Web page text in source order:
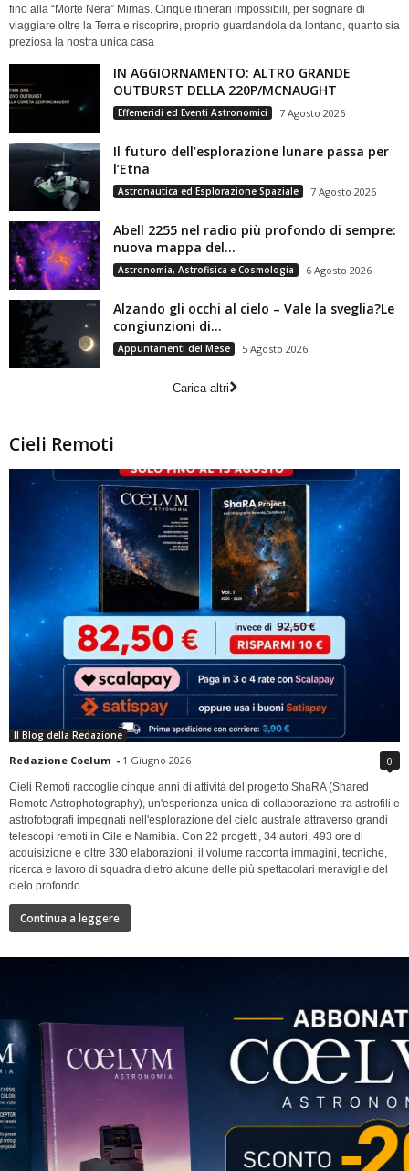
fino alla “Morte Nera” Mimas. Cinque itinerari impossibili, per sognare di
viaggiare oltre la Terra e riscoprire, proprio guardandola da lontano, quanto sia
preziosa la nostra unica casa
IN AGGIORNAMENTO: ALTRO GRANDE
OUTBURST DELLA 220P/MCNAUGHT
Effemeridi ed Eventi Astronomici 7 Agosto 2026
Il futuro dell’esplorazione lunare passa per
l’Etna
Astronautica ed Esplorazione Spaziale 7 Agosto 2026
Abell 2255 nel radio più profondo di sempre:
nuova mappa del...
Astronomia, Astrofisica e Cosmologia 6 Agosto 2026
Alzando gli occhi al cielo – Vale la sveglia?Le
congiunzioni di...
Appuntamenti del Mese 5 Agosto 2026
Carica altri
Cieli Remoti
Il Blog della Redazione
Redazione Coelum - 1 Giugno 2026 0
Cieli Remoti raccoglie cinque anni di attività del progetto ShaRA (Shared
Remote Astrophotography), un'esperienza unica di collaborazione tra astrofili e
astrofotografi impegnati nell'esplorazione del cielo australe attraverso grandi
telescopi remoti in Cile e Namibia. Con 22 progetti, 34 autori, 493 ore di
acquisizione e oltre 330 elaborazioni, il volume racconta immagini, tecniche,
ricerca e lavoro di squadra dietro alcune delle più spettacolari meraviglie del
cielo profondo.
Continua a leggere